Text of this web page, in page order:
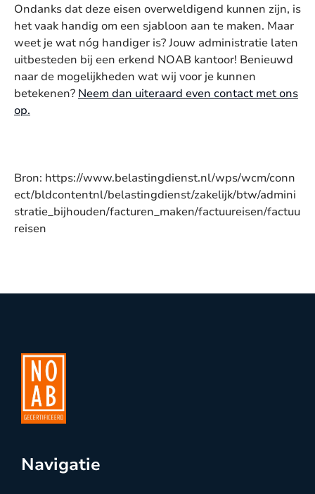
Ondanks dat deze eisen overweldigend kunnen zijn, is
het vaak handig om een sjabloon aan te maken. Maar
weet je wat nóg handiger is? Jouw administratie laten
uitbesteden bij een erkend NOAB kantoor! Benieuwd
naar de mogelijkheden wat wij voor je kunnen
betekenen? Neem dan uiteraard even contact met ons
op.
Bron: https://www.belastingdienst.nl/wps/wcm/conn
ect/bldcontentnl/belastingdienst/zakelijk/btw/admini
stratie_bijhouden/facturen_maken/factuureisen/factuu
reisen
Navigatie